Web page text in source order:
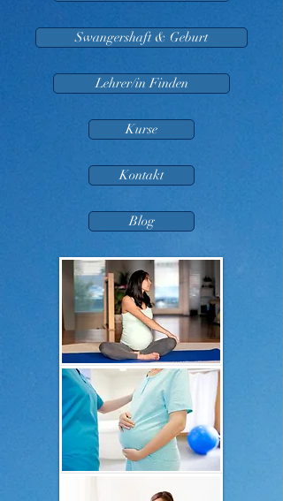
Swangershaft & Geburt
Lehrer/in Finden
Kurse
Kontakt
Blog